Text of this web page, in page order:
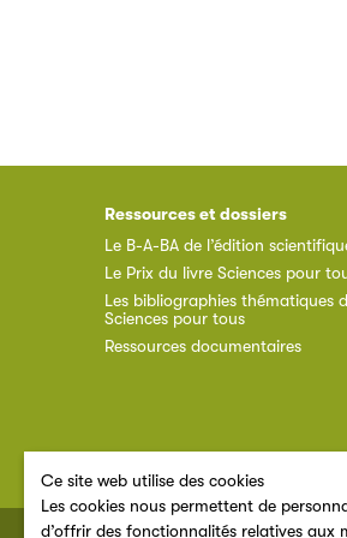
Ce site web utilise des cookies
Les cookies nous permettent de
d’offrir des fonctionnalités relatives aux
Ressources et dossiers
Le B-A-BA de l’édition
Le Prix du livre Sciences pour
Les bibliographies thématiques
Sciences pour tous
Ressources documentaires
© 2026 SNE